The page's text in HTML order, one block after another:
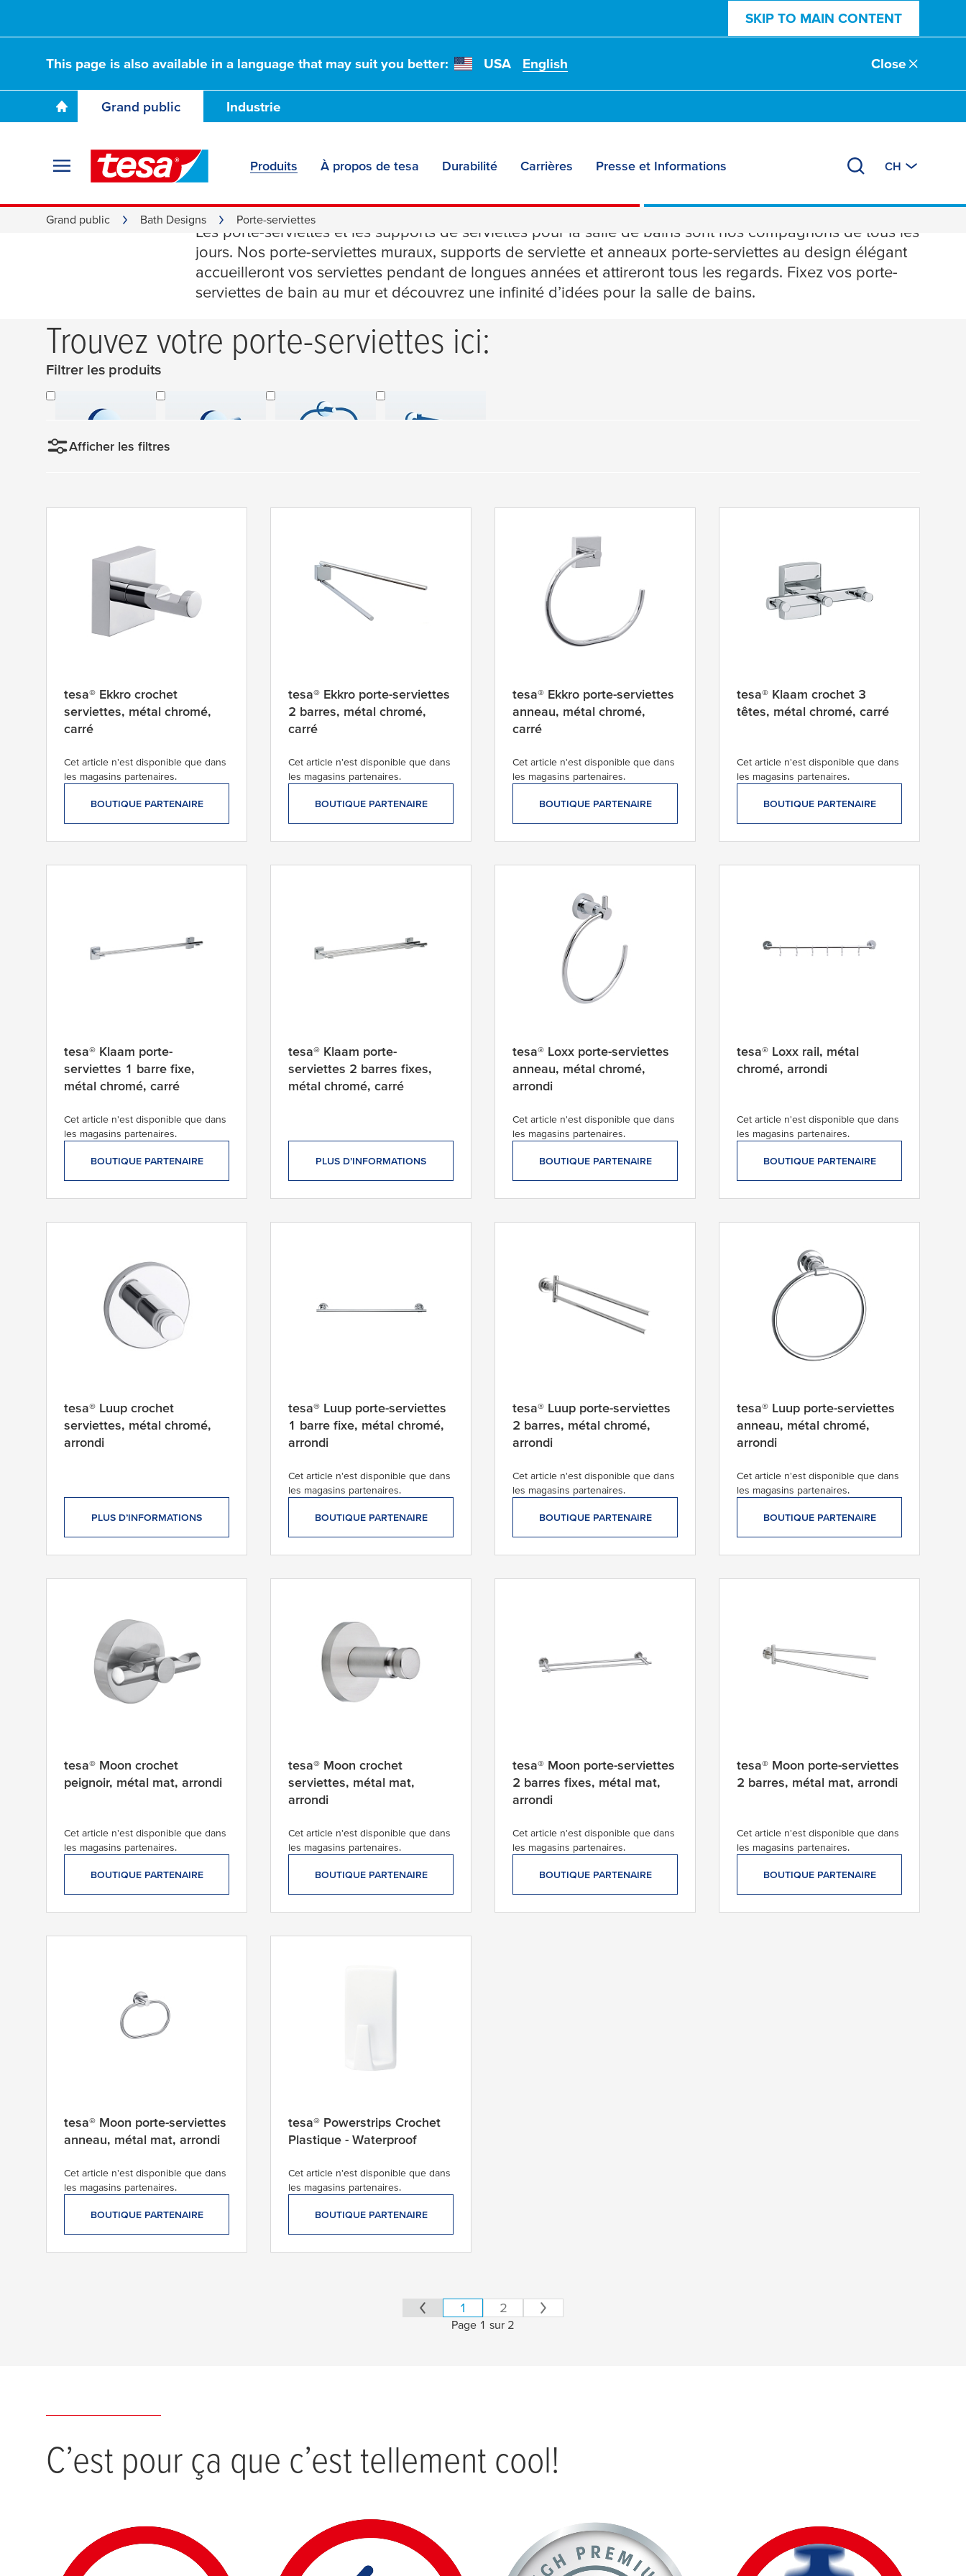
SKIP TO MAIN CONTENT
This page is also available in a language that may suit you better: USA English Close
Grand public Industrie
Produits À propos de tesa Durabilité Carrières Presse et Informations CH
Grand public Bath Designs Porte-serviettes
Porte-serviettes
Les porte-serviettes et les supports de serviettes pour la salle de bains sont nos compagnons de tous les
jours. Nos porte-serviettes muraux, supports de serviette et anneaux porte-serviettes au design élégant
accueilleront vos serviettes pendant de longues années et attireront tous les regards. Fixez vos porte-
serviettes de bain au mur et découvrez une infinité d’idées pour la salle de bains.
Trouvez votre porte-serviettes ici:
Filtrer les produits
peignoirs
Anneaux porte-
serviettes
serviettes
Afficher les filtres
t
tesa® Ekkro crochet
serviettes, métal chromé,
carré
Cet article n'est disponible que dans
les magasins partenaires.
BOUTIQUE PARTENAIRE
tesa® Ekkro porte-serviettes
2 barres, métal chromé,
carré
Cet article n'est disponible que dans
les magasins partenaires.
BOUTIQUE PARTENAIRE
tesa® Ekkro porte-serviettes
anneau, métal chromé,
carré
Cet article n'est disponible que dans
les magasins partenaires.
BOUTIQUE PARTENAIRE
tesa® Klaam crochet 3
têtes, métal chromé, carré
Cet article n'est disponible que dans
les magasins partenaires.
BOUTIQUE PARTENAIRE
tesa® Klaam porte-
serviettes 1 barre fixe,
métal chromé, carré
Cet article n'est disponible que dans
les magasins partenaires.
BOUTIQUE PARTENAIRE
tesa® Klaam porte-
serviettes 2 barres fixes,
métal chromé, carré
PLUS D’INFORMATIONS
tesa® Loxx porte-serviettes
anneau, métal chromé,
arrondi
Cet article n'est disponible que dans
les magasins partenaires.
BOUTIQUE PARTENAIRE
tesa® Loxx rail, métal
chromé, arrondi
Cet article n'est disponible que dans
les magasins partenaires.
BOUTIQUE PARTENAIRE
tesa® Luup crochet
serviettes, métal chromé,
arrondi
PLUS D’INFORMATIONS
tesa® Luup porte-serviettes
1 barre fixe, métal chromé,
arrondi
Cet article n'est disponible que dans
les magasins partenaires.
BOUTIQUE PARTENAIRE
tesa® Luup porte-serviettes
2 barres, métal chromé,
arrondi
Cet article n'est disponible que dans
les magasins partenaires.
BOUTIQUE PARTENAIRE
tesa® Luup porte-serviettes
anneau, métal chromé,
arrondi
Cet article n'est disponible que dans
les magasins partenaires.
BOUTIQUE PARTENAIRE
tesa® Moon crochet
peignoir, métal mat, arrondi
Cet article n'est disponible que dans
les magasins partenaires.
BOUTIQUE PARTENAIRE
tesa® Moon crochet
serviettes, métal mat,
arrondi
Cet article n'est disponible que dans
les magasins partenaires.
BOUTIQUE PARTENAIRE
tesa® Moon porte-serviettes
2 barres fixes, métal mat,
arrondi
Cet article n'est disponible que dans
les magasins partenaires.
BOUTIQUE PARTENAIRE
tesa® Moon porte-serviettes
2 barres, métal mat, arrondi
Cet article n'est disponible que dans
les magasins partenaires.
BOUTIQUE PARTENAIRE
tesa® Moon porte-serviettes
anneau, métal mat, arrondi
Cet article n'est disponible que dans
les magasins partenaires.
BOUTIQUE PARTENAIRE
tesa® Powerstrips Crochet
Plastique - Waterproof
Cet article n'est disponible que dans
les magasins partenaires.
BOUTIQUE PARTENAIRE
1 2
Page 1 sur 2
C’est pour ça que c’est tellement cool!